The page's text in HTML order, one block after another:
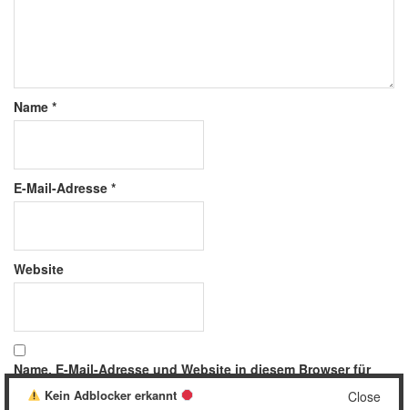
Name *
E-Mail-Adresse *
Website
Name, E-Mail-Adresse und Website in diesem Browser für
meinen nächsten Kommentar speichern.
Close
Kein Adblocker erkannt